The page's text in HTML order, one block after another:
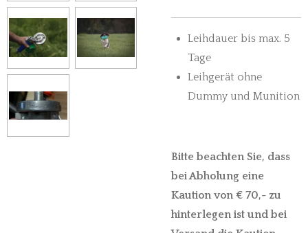
Leihdauer bis max. 5
Tage
Leihgerät ohne
Dummy und Munition
Bitte beachten Sie, dass
bei Abholung eine
Kaution von € 70,- zu
hinterlegen ist und bei